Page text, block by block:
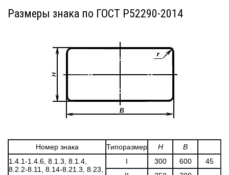
Размеры знака по ГОСТ Р52290-2014
Номер знака Типоразмер H
В
1.4.1-1.4.6, 8.1.3, 8.1.4,
8.2.2-8.11, 8.14-8.21.3, 8.23,
I 300 600
45